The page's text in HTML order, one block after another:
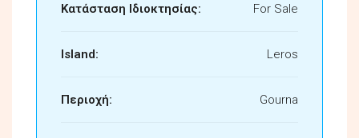
Κατάσταση Ιδιοκτησίας: For Sale
Island: Leros
Περιοχή: Gourna